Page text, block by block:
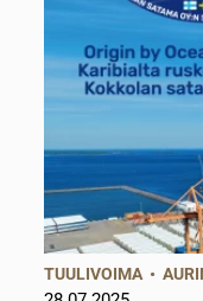
TUULIVOIMA •